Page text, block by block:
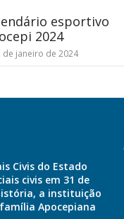
esportivo
2024
de janeiro de 2024
Civis do Estado
civis em 31 de
a instituição
Apocepiana